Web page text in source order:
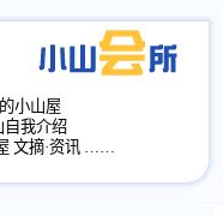
小山屋
自我介绍
文摘·资讯 ……